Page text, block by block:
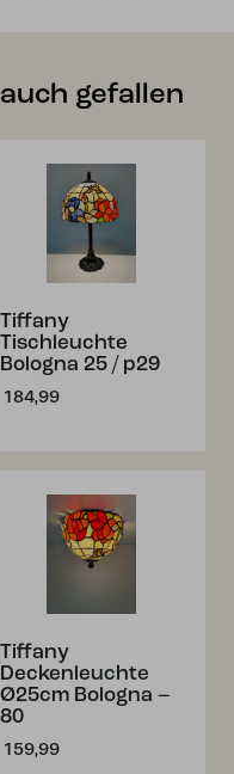
gefallen
Tiffany
Tischleuchte
Bologna 25 / p29
184,99
Tiffany
Deckenleuchte
Ø25cm Bologna –
80
159,99